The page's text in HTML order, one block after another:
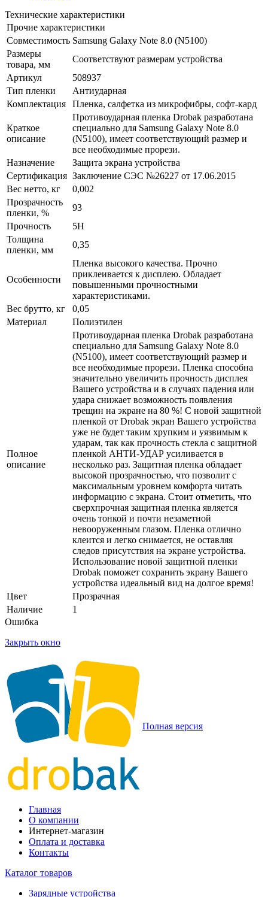
Технические характеристики
Прочие характеристики
Совместимость Samsung Galaxy Note 8.0 (N5100)
Размеры
товара, мм
Соответствуют размерам устройства
Артикул
508937
Тип пленки
Антиударная
Комплектация
Пленка, салфетка из микрофибры, софт-кард
Краткое
описание
Противоударная пленка Drobak разработана
специально для Samsung Galaxy Note 8.0
(N5100), имеет соответствующий размер и
все необходимые прорези.
Назначение
Защита экрана устройства
Сертификация Заключение СЭС №26227 от 17.06.2015
Вес нетто, кг
0,002
Прозрачность
пленки, %
93
Прочность
5H
Толщина
пленки, мм
0,35
Особенности
Пленка высокого качества. Прочно
приклеивается к дисплею. Обладает
повышенными прочностными
характеристиками.
Вес брутто, кг
0,05
Материал
Полиэтилен
Полное
описание
Противоударная пленка Drobak разработана
специально для Samsung Galaxy Note 8.0
(N5100), имеет соответствующий размер и
все необходимые прорези. Пленка способна
значительно увеличить прочность дисплея
Вашего устройства и в случаях падения или
удара снижает возможность появления
трещин на экране на 80 %! С новой защитной
пленкой от Drobak экран Вашего устройства
уже не будет таким хрупким и уязвимым к
ударам, так как прочность стекла с защитной
пленкой АНТИ-УДАР усиливается в
несколько раз. Защитная пленка обладает
высокой прозрачностью, что позволит с
максимальным уровнем комфорта читать
информацию с экрана. Стоит отметить, что
сверхпрочная защитная пленка является
очень тонкой и почти незаметной
невооруженным глазом. Пленка отлично
клеится и легко снимается, не оставляя
следов присутствия на экране устройства.
Использование новой защитной пленки
Drobak поможет сохранить экрану Вашего
устройства идеальный вид на долгое время!
Цвет
Прозрачная
Наличие
1
Ошибка
Закрыть окно
Полная версия
Главная
О компании
Интернет-магазин
Оплата и доставка
Контакты
Каталог товаров
Зарядные устройства